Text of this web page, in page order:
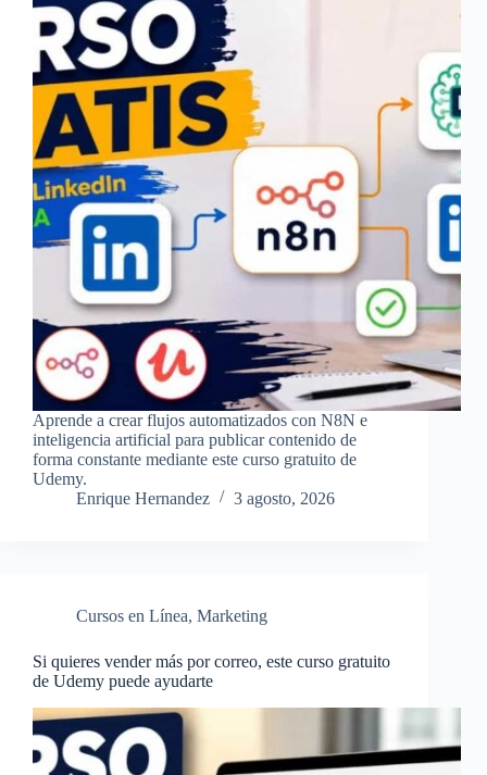
Aprende a crear flujos automatizados con N8N e
inteligencia artificial para publicar contenido de
forma constante mediante este curso gratuito de
Udemy.
Enrique Hernandez
3 agosto, 2026
Cursos en Línea, Marketing
Si quieres vender más por correo, este curso gratuito
de Udemy puede ayudarte